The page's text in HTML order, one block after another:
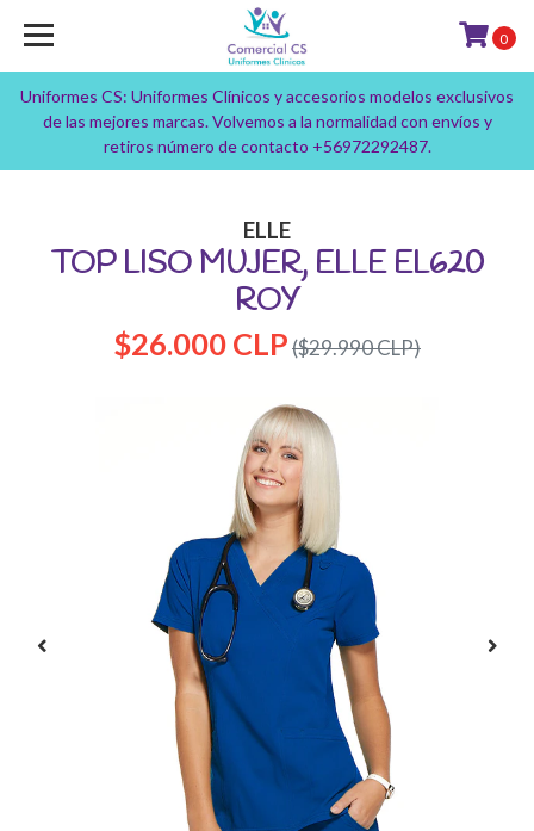
Uniformes CS: Uniformes Clínicos y accesorios modelos exclusivos
de las mejores marcas. Volvemos a la normalidad con envíos y
retiros número de contacto +56972292487.
0
ELLE
TOP LISO MUJER, ELLE EL620
ROY
$26.000 CLP($29.990 CLP)